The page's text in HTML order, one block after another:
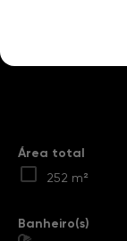
Área total
252 m²
Banheiro(s)